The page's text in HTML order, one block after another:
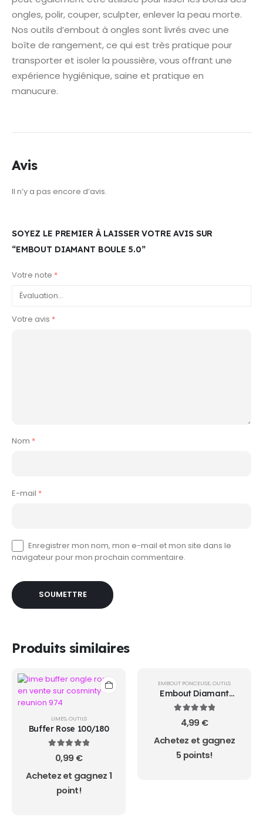
ongles, polir, couper, sculpter, enlever la peau morte.
Nos outils d’embout à ongles sont livrés avec une
boîte de rangement, ce qui est très pratique pour
transporter et isoler la poussière, vous offrant une
expérience hygiénique, saine et pratique en
manucure.
Avis
Il n’y a pas encore d’avis.
SOYEZ LE PREMIER À LAISSER VOTRE AVIS SUR
“EMBOUT DIAMANT BOULE 5.0”
Votre note *
Votre avis *
Nom *
E-mail *
Enregistrer mon nom, mon e-mail et mon site dans le
navigateur pour mon prochain commentaire.
Produits similaires
LIMES, OUTILS
Buffer Rose 100/180
5.00sur 5
0,99 €
Achetez et gagnez 1
point!
EMBOUT PONCEUSE, OUTILS
Embout Diamant
Flamme 5*1.3
5.00sur 5
4,99 €
Achetez et gagnez
5 points!